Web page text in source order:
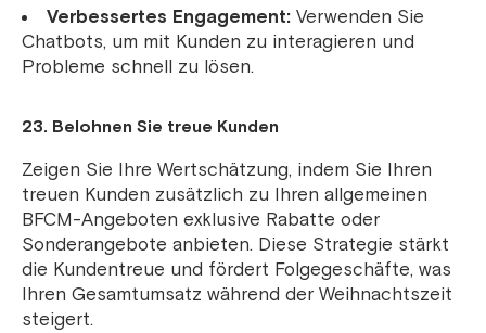
Verbessertes Engagement: Verwenden Sie
Chatbots, um mit Kunden zu interagieren und
Probleme schnell zu lösen.
23. Belohnen Sie treue Kunden
Zeigen Sie Ihre Wertschätzung, indem Sie Ihren
treuen Kunden zusätzlich zu Ihren allgemeinen
BFCM-Angeboten exklusive Rabatte oder
Sonderangebote anbieten. Diese Strategie stärkt
die Kundentreue und fördert Folgegeschäfte, was
Ihren Gesamtumsatz während der Weihnachtszeit
steigert.